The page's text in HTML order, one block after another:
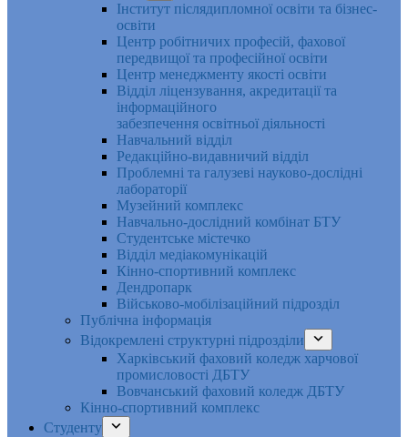
Інститут післядипломної освіти та бізнес-
освіти
Центр робітничих професій, фахової
передвищої та професійної освіти
Центр менеджменту якості освіти
Відділ ліцензування, акредитації та
інформаційного
забезпечення освітньої діяльності
Навчальний відділ
Редакційно-видавничий відділ
Проблемні та галузеві науково-дослідні
лабораторії
Музейний комплекс
Навчально-дослідний комбінат БТУ
Студентське містечко
Відділ медіакомунікацій
Кінно-спортивний комплекс
Дендропарк
Військово-мобілізаційний підрозділ
Публічна інформація
Відокремлені структурні підрозділи
Харківський фаховий коледж харчової
промисловості ДБТУ
Вовчанський фаховий коледж ДБТУ
Кінно-спортивний комплекс
Студенту